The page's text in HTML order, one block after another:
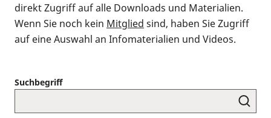
direkt Zugriff auf alle Downloads und Materialien.
Wenn Sie noch kein Mitglied sind, haben Sie Zugriff
auf eine Auswahl an Infomaterialien und Videos.
Suchbegriff